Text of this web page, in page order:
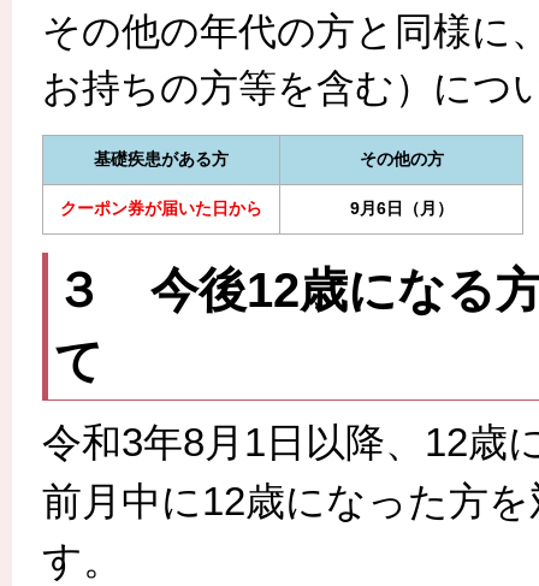
その他の年代の方と同様に
お持ちの方等を含む）につ
基礎疾患がある方 その他の方
クーポン券が届いた日から 9月6日（月）
３ 今後12歳になる
て
令和3年8月1日以降、12歳
前月中に12歳になった方
す。